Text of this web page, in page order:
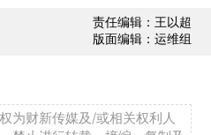
责任编辑：王以超
版面编辑：运维组
为财新传媒及/或相关权利人